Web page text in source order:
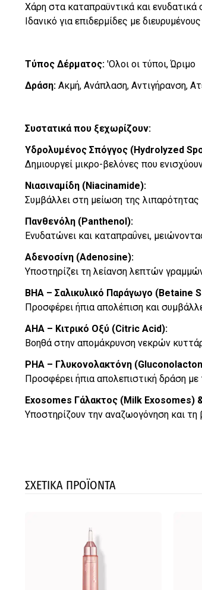
Χάρη στα καταπραϋντικά και
Ιδανικό για επιδερμίδες με
Τύπος Δέρματος: 'Ολοι οι τύποι, Ώριμο
Δράση: Ακμή, Ανάπλαση, Αντιγήρανση,
Συστατικά που ξεχωρίζουν:
Υδρολυμένος Σπόγγος (Hydrolyzed
Δημιουργεί μικρο-βελόνες που
Νιασιναμίδη (Niacinamide):
Συμβάλλει στη μείωση της
Πανθενόλη (Panthenol):
Ενυδατώνει και καταπραΰνει,
Αδενοσίνη (Adenosine):
Υποστηρίζει τη λείανση λεπτών
BHA – Σαλικυλικό Παράγωγο (Betaine
Προσφέρει ήπια απολέπιση και
AHA – Κιτρικό Οξύ (Citric Acid):
Βοηθά στην απομάκρυνση νεκρών
PHA – Γλυκονολακτόνη
Προσφέρει ήπια απολεπιστική δράση
Exosomes Γάλακτος (Milk Exosomes)
Υποστηρίζουν την αναζωογόνηση και
ΣΧΕΤΙΚΑ ΠΡΟΪΟΝΤΑ